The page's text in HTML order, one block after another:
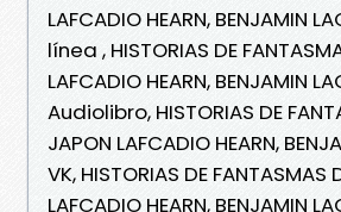
LAFCADIO HEARN, BENJAMIN
línea , HISTORIAS DE
LAFCADIO HEARN, BENJAMIN
Audiolibro, HISTORIAS DE
JAPON LAFCADIO HEARN,
VK, HISTORIAS DE FANTASMAS
LAFCADIO HEARN, BENJAMIN